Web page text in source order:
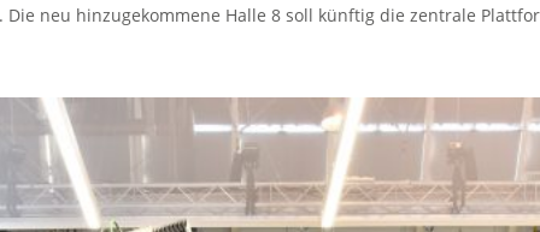
neu hinzugekommene Halle 8 soll künftig die zentrale